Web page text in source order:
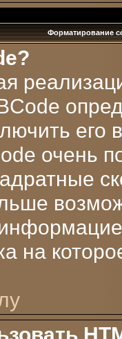
Форматирование
очень
на